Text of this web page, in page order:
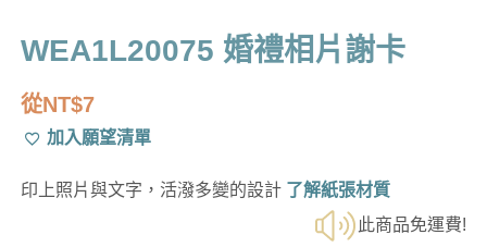
WEA1L20075 婚禮相片謝卡
從NT$7
加入願望清單
印上照片與文字，活潑多變的設計 了解紙張材質
此商品免運費!